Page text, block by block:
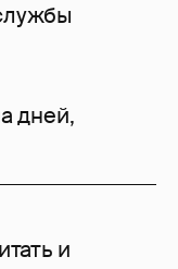
дней,
и